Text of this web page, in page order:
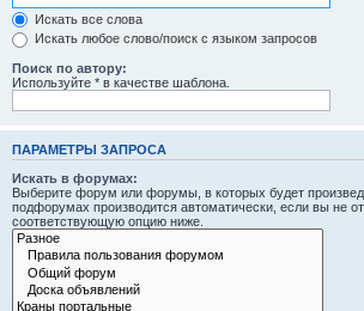
Искать все слова
Искать любое слово/поиск с языком запросов
Поиск по автору:
Используйте * в качестве шаблона.
ПАРАМЕТРЫ ЗАПРОСА
Искать в форумах:
Выберите форум или форумы, в которых будет
подфорумах производится автоматически, если вы не
соответствующую опцию ниже.